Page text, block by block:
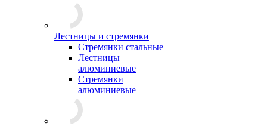
Лестницы и стремянки
Стремянки стальные
Лестницы
алюминиевые
Стремянки
алюминиевые